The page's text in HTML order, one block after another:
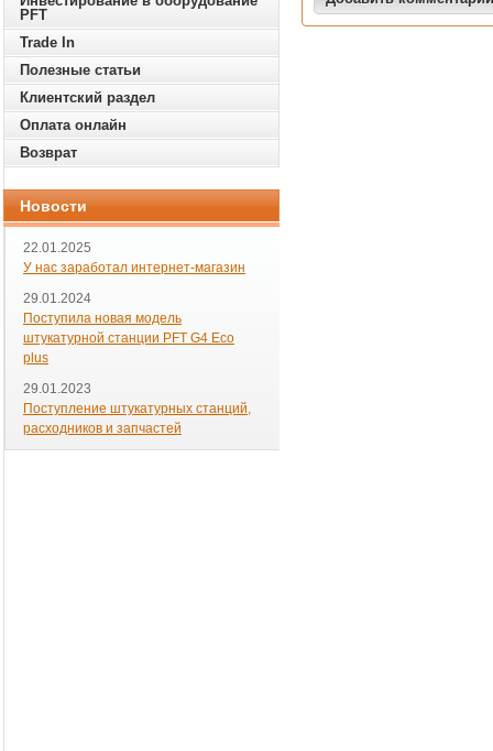
PFT
Trade In
Полезные статьи
Клиентский раздел
Оплата онлайн
Возврат
Новости
22.01.2025
У нас заработал интернет-магазин
29.01.2024
Поступила новая модель
штукатурной станции PFT G4 Eco
plus
29.01.2023
Поступление штукатурных станций,
расходников и запчастей